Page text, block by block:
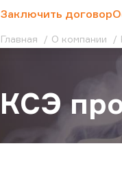
Заключить договор
Главная О компании
КСЭ